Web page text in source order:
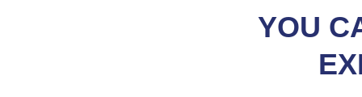
YOU